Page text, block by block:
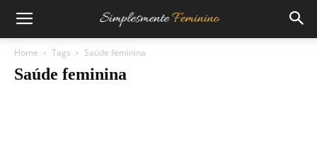
Home Tags Saúde feminina
Saúde feminina